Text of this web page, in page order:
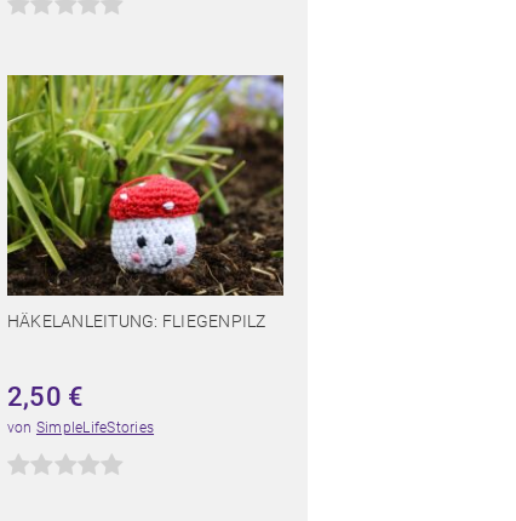
HÄKELANLEITUNG: FLIEGENPILZ
2,50 €
von SimpleLifeStories